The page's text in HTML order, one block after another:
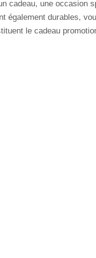
cadeau, une occasion
également durables,
le cadeau